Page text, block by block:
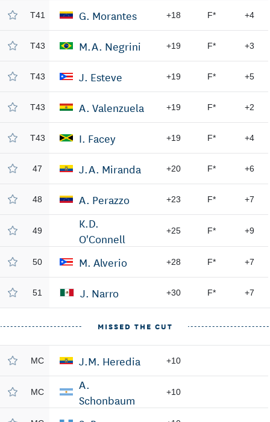
T41 G. Morantes +18 F* +4
T43 M.A. Negrini +19 F* +3
T43 J. Esteve +19 F* +5
T43 A. Valenzuela +19 F* +2
T43 I. Facey +19 F* +4
47 J.A. Miranda +20 F* +6
48 A. Perazzo +23 F* +7
49
K.D.
O'Connell
+25 F* +9
50 M. Alverio +28 F* +7
51 J. Narro +30 F* +7
MISSED THE CUT
MC J.M. Heredia +10
MC
A.
Schonbaum
+10